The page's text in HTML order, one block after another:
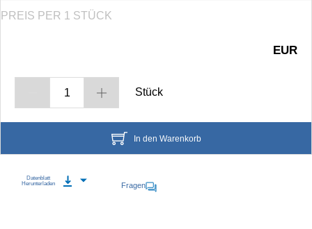
PREIS PER 1 STÜCK
EUR
Stück
In den Warenkorb
Datenblatt
Herunterladen
Fragen